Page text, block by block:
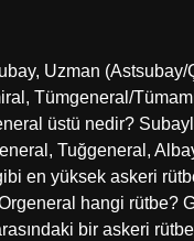
Uzman (Astsubay/
Tümgeneral/
üstü nedir?
Tuğgeneral,
en yüksek askeri
hangi rütbe?
bir askeri